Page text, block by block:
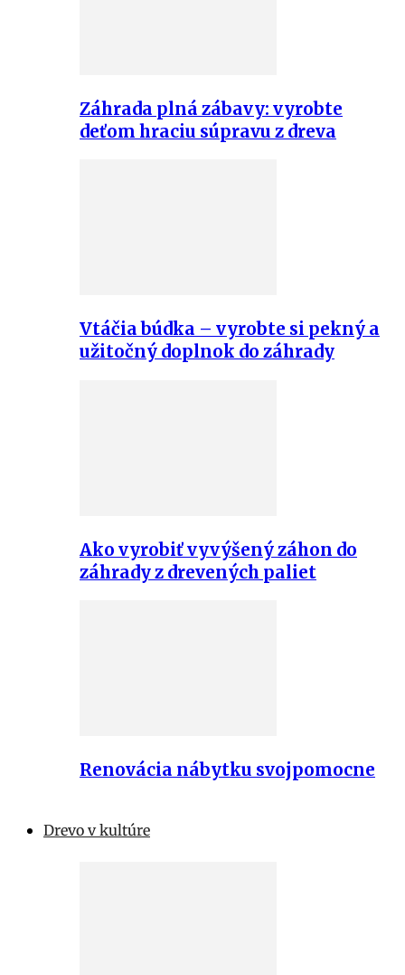
Záhrada plná zábavy: vyrobte
deťom hraciu súpravu z dreva
Vtáčia búdka – vyrobte si pekný a
užitočný doplnok do záhrady
Ako vyrobiť vyvýšený záhon do
záhrady z drevených paliet
Renovácia nábytku svojpomocne
Drevo v kultúre